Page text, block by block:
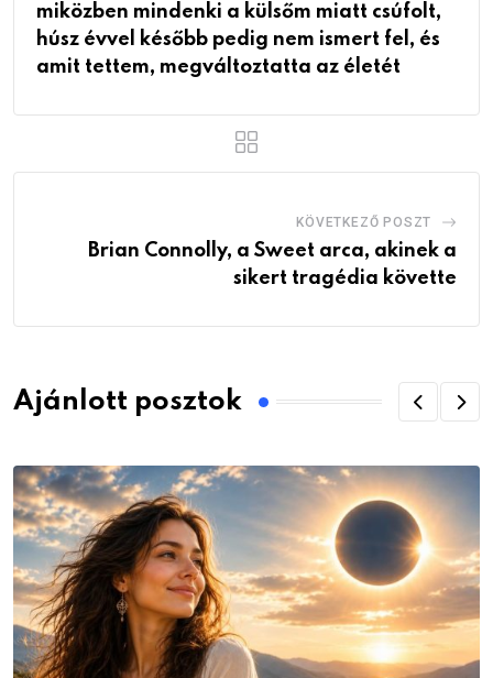
miközben mindenki a külsőm miatt csúfolt,
húsz évvel később pedig nem ismert fel, és
amit tettem, megváltoztatta az életét
KÖVETKEZŐ POSZT
Brian Connolly, a Sweet arca, akinek a
sikert tragédia követte
Ajánlott posztok